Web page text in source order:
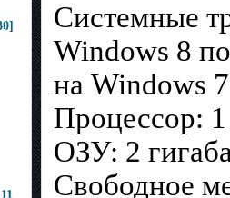
Системные
Windows 8
на Windows
Процессор:
ОЗУ: 2
Свободное